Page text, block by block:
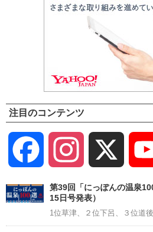
注目のコンテンツ
Facebook Instagram
第39回「にっぽんの温泉
15日号発表）
1位草津、２位下呂、３位道後